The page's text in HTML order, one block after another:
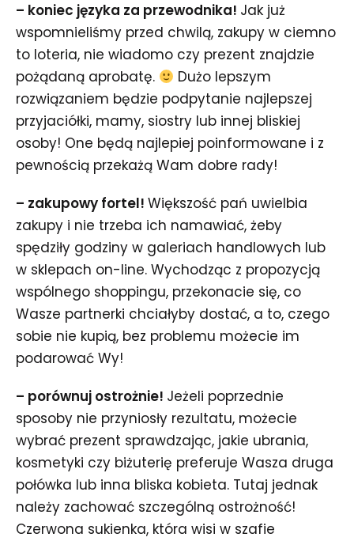
– koniec języka za przewodnika! Jak już
wspomnieliśmy przed chwilą, zakupy w ciemno
to loteria, nie wiadomo czy prezent znajdzie
pożądaną aprobatę.
Dużo lepszym
rozwiązaniem będzie podpytanie najlepszej
przyjaciółki, mamy, siostry lub innej bliskiej
osoby! One będą najlepiej poinformowane i z
pewnością przekażą Wam dobre rady!
– zakupowy fortel! Większość pań uwielbia
zakupy i nie trzeba ich namawiać, żeby
spędziły godziny w galeriach handlowych lub
w sklepach on-line. Wychodząc z propozycją
wspólnego shoppingu, przekonacie się, co
Wasze partnerki chciałyby dostać, a to, czego
sobie nie kupią, bez problemu możecie im
podarować Wy!
– porównuj ostrożnie! Jeżeli poprzednie
sposoby nie przyniosły rezultatu, możecie
wybrać prezent sprawdzając, jakie ubrania,
kosmetyki czy biżuterię preferuje Wasza druga
połówka lub inna bliska kobieta. Tutaj jednak
należy zachować szczególną ostrożność!
Czerwona sukienka, która wisi w szafie